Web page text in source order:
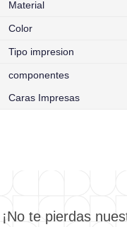
Material
Color
Tipo impresion
componentes
Caras Impresas
¡No te pierdas